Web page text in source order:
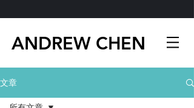
ANDREW CHEN
文章